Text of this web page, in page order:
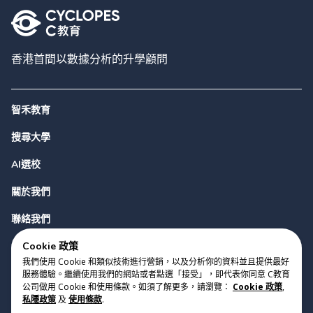
香港首間以數據分析的升學顧問
智禾教育
搜尋大學
AI選校
關於我們
聯絡我們
版權 2023 Cyclopes® •
Cookie 政策
我們使用 Cookie 和類似技術進行營銷，以及分析你的資料並且提供最好
服務體驗。繼續使用我們的網站或者點選「接受」，即代表你同意 C教育
公司做用 Cookie 和使用條款。如須了解更多，請瀏覽： Cookie 政策,
私隱政策及 使用條款.